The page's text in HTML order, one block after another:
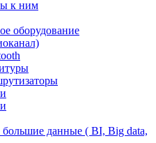
к ним
оборудование
большие данные ( BI, Big data,